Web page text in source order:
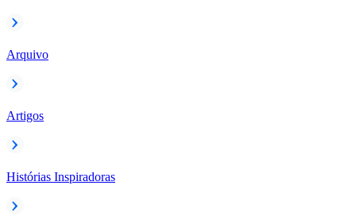
Arquivo
Artigos
Histórias Inspiradoras